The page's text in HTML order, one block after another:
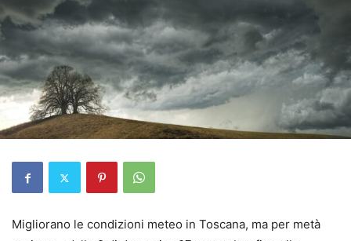
Migliorano le condizioni meteo in Toscana, ma per metà